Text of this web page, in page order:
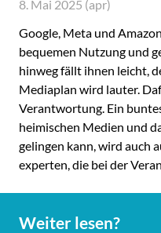
8. Mai 2025 (apr)
Google, Meta und
bequemen Nutzung und
hinweg fällt ihnen leicht,
Mediaplan wird lauter.
Verantwortung. Ein
heimischen Medien und
gelingen kann, wird auch
experten, die bei der
Weiter lesen?